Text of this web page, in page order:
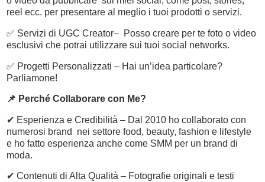
reel ecc. per presentare al meglio i tuoi prodotti o servizi.
✅ Servizi di UGC Creator– Posso creare per te foto o video
esclusivi che potrai utilizzare sui tuoi social networks.
✅ Progetti Personalizzati – Hai un’idea particolare?
Parliamone!
📌 Perché Collaborare con Me?
✔ Esperienza e Credibilità – Dal 2010 ho collaborato con
numerosi brand nei settore food, beauty, fashion e lifestyle
e ho fatto esperienza anche come SMM per un brand di
moda.
✔ Contenuti di Alta Qualità – Fotografie originali e testi